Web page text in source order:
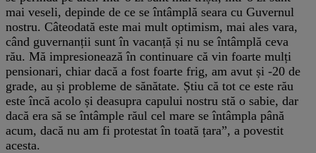
mai veseli, depinde de ce se întâmplă seara cu Guvernul
nostru. Câteodată este mai mult optimism, mai ales vara,
când guvernanții sunt în vacanță și nu se întâmplă ceva
rău. Mă impresionează în continuare că vin foarte mulți
pensionari, chiar dacă a fost foarte frig, am avut și -20 de
grade, au și probleme de sănătate. Știu că tot ce este rău
este încă acolo și deasupra capului nostru stă o sabie, dar
dacă era să se întâmple răul cel mare se întâmpla până
acum, dacă nu am fi protestat în toată țara”, a povestit
acesta.